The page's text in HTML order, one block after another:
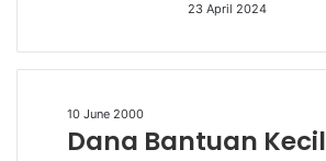
23 April 2024
Dana
Bantuan
10 June 2000
Dana Bantuan Kecil